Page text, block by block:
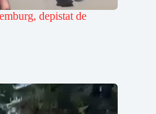
depistat de